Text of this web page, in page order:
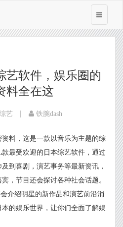
艺软件，娱乐圈的
料全在这
艺 | 铁腕dash
料，这是一款以音乐为主题的综
最受欢迎的日本综艺软件，通过
到喜剧，演艺事务等最新资讯，
，节目还会探讨各种社会话题。
介绍明星的新作品和演艺前沿消
的娱乐世界，让你们全面了解娱